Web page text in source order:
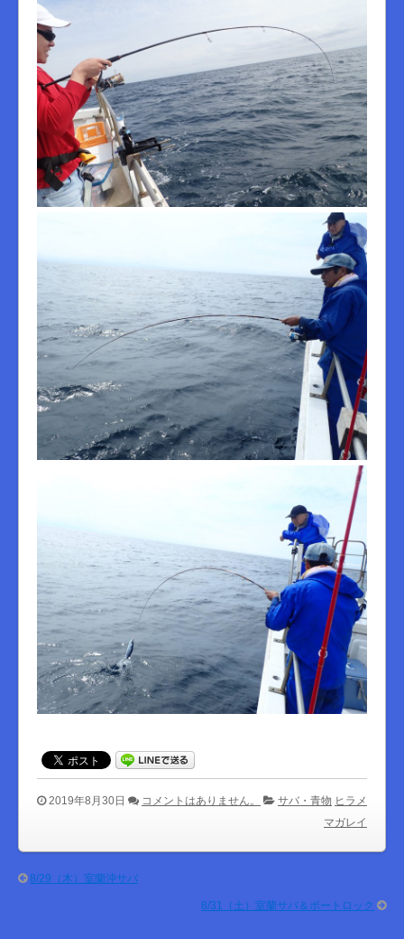
2019年8月30日 コメントはありません。 サバ・青物 ヒラメ
マガレイ
8/29（木）室蘭沖サバ
8/31（土）室蘭サバ＆ボートロック